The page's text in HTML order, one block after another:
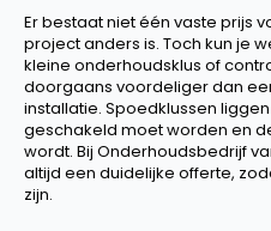
Er bestaat niet één vaste prijs
project anders is. Toch kun je
kleine onderhoudsklus of
doorgaans voordeliger dan
installatie. Spoedklussen
geschakeld moet worden en
wordt. Bij Onderhoudsbedrijf
altijd een duidelijke offerte,
zijn.